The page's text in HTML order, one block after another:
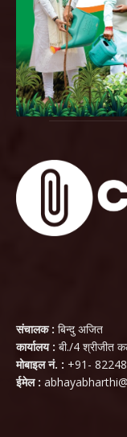
संचालक : बिन्दु अजित
कार्यालय : बी./4 श्रीजीत
मोबाइल नं. : +91-
ईमेल :